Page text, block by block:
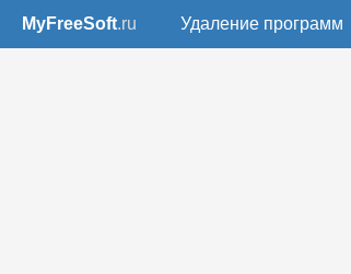
MyFreeSoft.ru Удаление программ